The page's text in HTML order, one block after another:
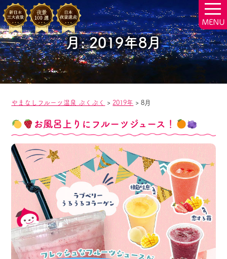
月:2019年8月
やまなしフルーツ温泉 ぷくぷく > 2019年 >8月
お風呂上りにフルーツジュース！